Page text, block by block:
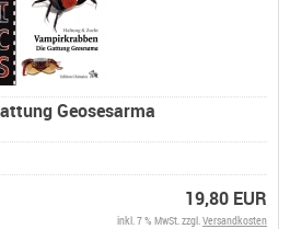
Geosesarma
19,80 EUR
inkl. 7 % MwSt. zzgl. Versandkosten